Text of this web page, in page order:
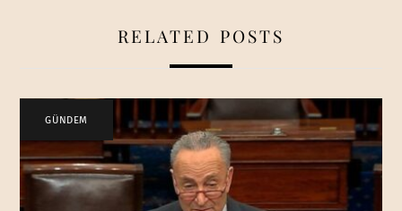
RELATED POSTS
GÜNDEM